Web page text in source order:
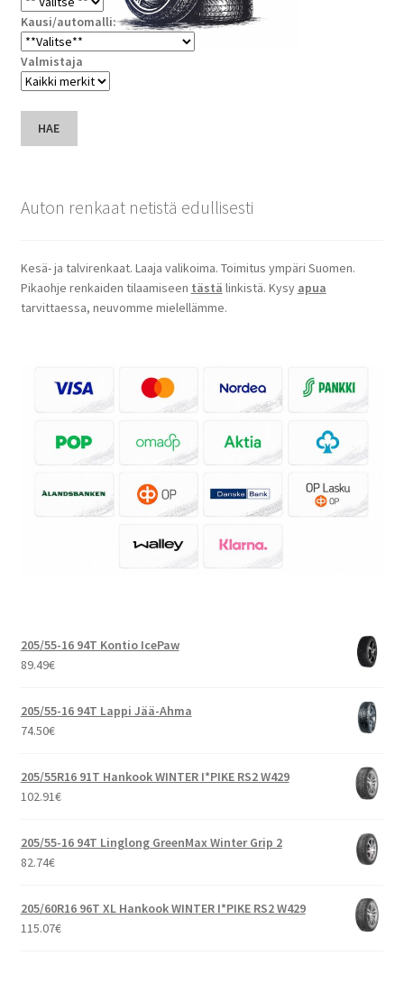
Kausi/automalli:
Valmistaja
HAE
Auton renkaat netistä edullisesti
Kesä- ja talvirenkaat. Laaja valikoima. Toimitus ympäri Suomen.
Pikaohje renkaiden tilaamiseen tästä linkistä. Kysy apua
tarvittaessa, neuvomme mielellämme.
205/55-16 94T Kontio IcePaw
89.49€
205/55-16 94T Lappi Jää-Ahma
74.50€
205/55R16 91T Hankook WINTER I*PIKE RS2 W429
102.91€
205/55-16 94T Linglong GreenMax Winter Grip 2
82.74€
205/60R16 96T XL Hankook WINTER I*PIKE RS2 W429
115.07€